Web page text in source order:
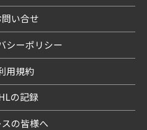
い合せ
シーポリシー
用規約
の記録
の皆様へ